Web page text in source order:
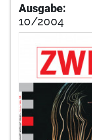
Ausgabe:
10/2004